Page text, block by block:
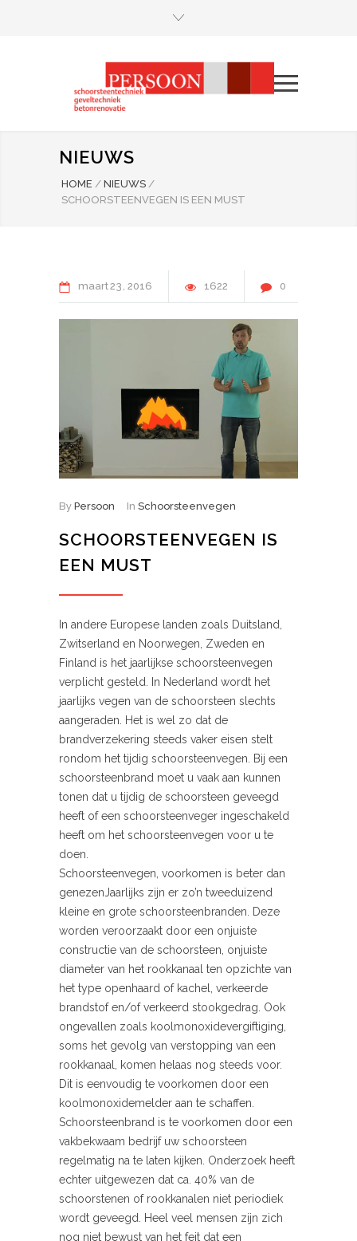
NIEUWS
HOME / NIEUWS /
SCHOORSTEENVEGEN IS EEN MUST
maart23 2016 1622 0
By Persoon In Schoorsteenvegen
SCHOORSTEENVEGEN IS
EEN MUST
In andere Europese landen zoals Duitsland,
Zwitserland en Noorwegen, Zweden en
Finland is het jaarlijkse schoorsteenvegen
verplicht gesteld. In Nederland wordt het
jaarlijks vegen van de schoorsteen slechts
aangeraden. Het is wel zo dat de
brandverzekering steeds vaker eisen stelt
rondom het tijdig schoorsteenvegen. Bij een
schoorsteenbrand moet u vaak aan kunnen
tonen dat u tijdig de schoorsteen geveegd
heeft of een schoorsteenveger ingeschakeld
heeft om het schoorsteenvegen voor u te
doen.
Schoorsteenvegen, voorkomen is beter dan
genezenJaarlijks zijn er zo’n tweeduizend
kleine en grote schoorsteenbranden. Deze
worden veroorzaakt door een onjuiste
constructie van de schoorsteen, onjuiste
diameter van het rookkanaal ten opzichte van
het type openhaard of kachel, verkeerde
brandstof en/of verkeerd stookgedrag. Ook
ongevallen zoals koolmonoxidevergiftiging,
soms het gevolg van verstopping van een
rookkanaal, komen helaas nog steeds voor.
Dit is eenvoudig te voorkomen door een
koolmonoxidemelder aan te schaffen.
Schoorsteenbrand is te voorkomen door een
vakbekwaam bedrijf uw schoorsteen
regelmatig na te laten kijken. Onderzoek heeft
echter uitgewezen dat ca. 40% van de
schoorstenen of rookkanalen niet periodiek
wordt geveegd. Heel veel mensen zijn zich
nog niet bewust van het feit dat een